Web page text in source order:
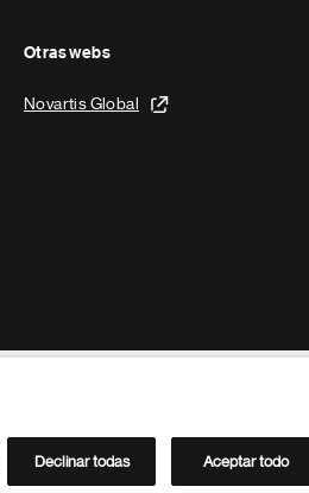
Otras webs
Novartis Global
Directorio de Novartis
Declinar todas Aceptar todo